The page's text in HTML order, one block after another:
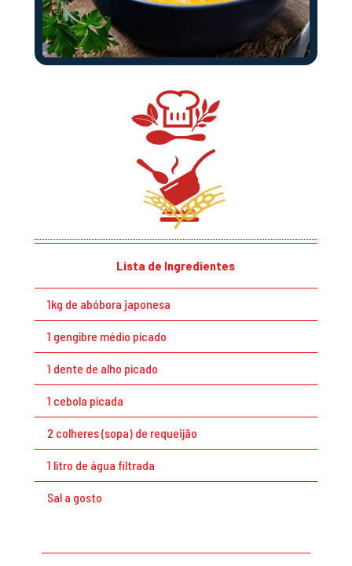
Lista de Ingredientes
1kg de abóbora japonesa
1 gengibre médio picado
1 dente de alho picado
1 cebola picada
2 colheres (sopa) de requeijão
1 litro de água filtrada
Sal a gosto